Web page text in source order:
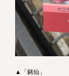
▲「銘仙」